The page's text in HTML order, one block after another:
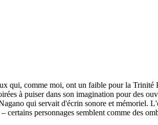
qui, comme moi, ont un faible pour la Trinité
à puiser dans son imagination pour des
qui servait d'écrin sonore et mémoriel.
personnages semblent comme des